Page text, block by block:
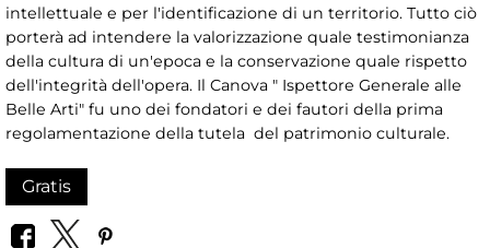
intellettuale e per l'identificazione di un territorio. Tutto ciò
porterà ad intendere la valorizzazione quale testimonianza
della cultura di un'epoca e la conservazione quale rispetto
dell'integrità dell'opera. Il Canova " Ispettore Generale alle
Belle Arti" fu uno dei fondatori e dei fautori della prima
regolamentazione della tutela del patrimonio culturale.
Gratis